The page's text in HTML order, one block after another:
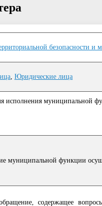
безопасности и
Юридические лица
исполнения муниципальной
муниципальной функции
содержащее